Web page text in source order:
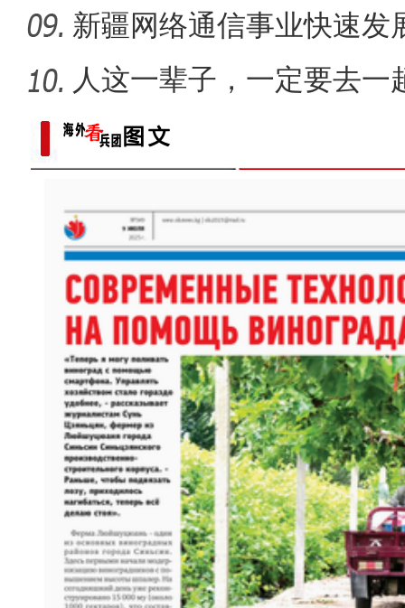
战
新疆网络通信事业快速发
距离
人这一辈子，一定要去一